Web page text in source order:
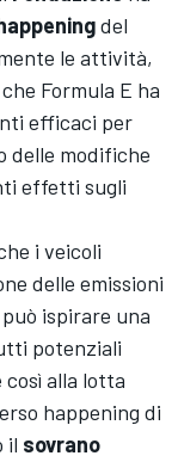
del
le attività,
Formula E ha
efficaci per
delle modifiche
effetti sugli
i veicoli
delle emissioni
ispirare una
potenziali
alla lotta
happening di
il sovrano